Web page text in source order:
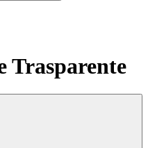
Trasparente